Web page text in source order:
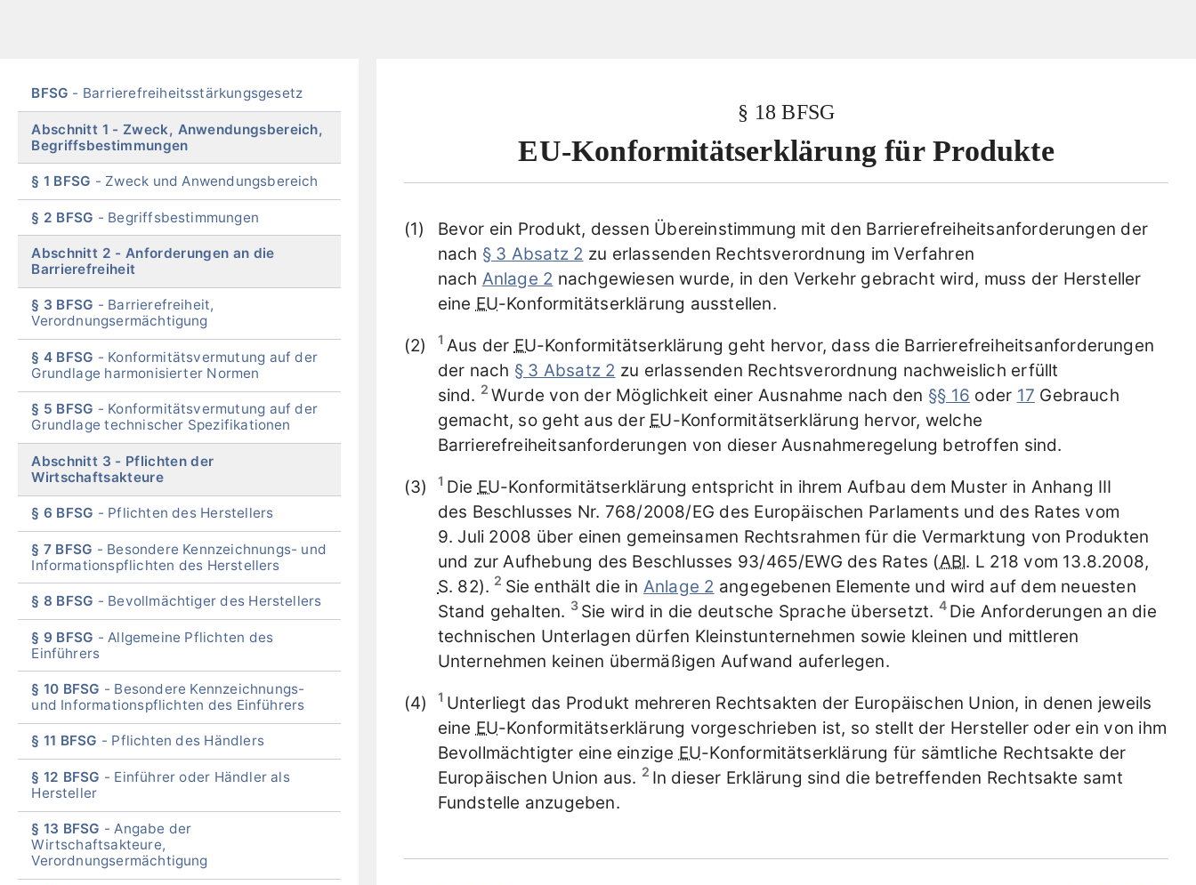
§ 18 BFSG
EU-Konformitätserklärung für Produkte
Bevor ein Produkt, dessen Übereinstimmung mit den Barrierefreiheitsanforderungen der
nach § 3 Absatz 2 zu erlassenden Rechtsverordnung im Verfahren
nach Anlage 2 nachgewiesen wurde, in den Verkehr gebracht wird, muss der Hersteller
eine EU-Konformitätserklärung ausstellen.
1 Aus der EU-Konformitätserklärung geht hervor, dass die Barrierefreiheitsanforderungen
der nach § 3 Absatz 2 zu erlassenden Rechtsverordnung nachweislich erfüllt
sind. 2 Wurde von der Möglichkeit einer Ausnahme nach den §§ 16 oder 17 Gebrauch
gemacht, so geht aus der EU-Konformitätserklärung hervor, welche
Barrierefreiheitsanforderungen von dieser Ausnahmeregelung betroffen sind.
1 Die EU-Konformitätserklärung entspricht in ihrem Aufbau dem Muster in Anhang III
des Beschlusses Nr. 768/2008/EG des Europäischen Parlaments und des Rates vom
9. Juli 2008 über einen gemeinsamen Rechtsrahmen für die Vermarktung von Produkten
und zur Aufhebung des Beschlusses 93/465/EWG des Rates (ABl. L 218 vom 13.8.2008,
S. 82). 2 Sie enthält die in Anlage 2 angegebenen Elemente und wird auf dem neuesten
Stand gehalten. 3 Sie wird in die deutsche Sprache übersetzt. 4 Die Anforderungen an die
technischen Unterlagen dürfen Kleinstunternehmen sowie kleinen und mittleren
Unternehmen keinen übermäßigen Aufwand auferlegen.
1 Unterliegt das Produkt mehreren Rechtsakten der Europäischen Union, in denen jeweils
eine EU-Konformitätserklärung vorgeschrieben ist, so stellt der Hersteller oder ein von ihm
Bevollmächtigter eine einzige EU-Konformitätserklärung für sämtliche Rechtsakte der
Europäischen Union aus. 2 In dieser Erklärung sind die betreffenden Rechtsakte samt
Fundstelle anzugeben.
Skip
menu
BFSG Barrierefreiheitsstärkungsgesetz
Abschnitt 1
Zweck, Anwendungsbereich,
Begriffsbestimmungen
§ 1 BFSG Zweck und Anwendungsbereich
§ 2 BFSG Begriffsbestimmungen
Abschnitt 2
Anforderungen an die
Barrierefreiheit
§ 3 BFSG
Barrierefreiheit,
Verordnungsermächtigung
§ 4 BFSG
Konformitätsvermutung auf der
Grundlage harmonisierter Normen
§ 5 BFSG
Konformitätsvermutung auf der
Grundlage technischer Spezifikationen
Abschnitt 3
Pflichten der
Wirtschaftsakteure
§ 6 BFSG Pflichten des Herstellers
§ 7 BFSG
Besondere Kennzeichnungs- und
Informationspflichten des Herstellers
§ 8 BFSG Bevollmächtiger des Herstellers
§ 9 BFSG
Allgemeine Pflichten des
Einführers
§ 10 BFSG
Besondere Kennzeichnungs-
und Informationspflichten des Einführers
§ 11 BFSG Pflichten des Händlers
§ 12 BFSG
Einführer oder Händler als
Hersteller
§ 13 BFSG
Angabe der
Wirtschaftsakteure,
Verordnungsermächtigung